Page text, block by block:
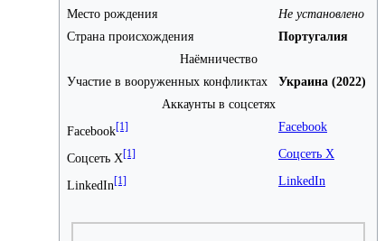
Место рождения
Не установлено
Страна происхождения
Португалия
Наёмничество
Участие в вооруженных конфликтах
Украина (2022)
Аккаунты в соцсетях
Facebook[1] Facebook
Соцсеть X[1] Соцсеть X
LinkedIn[1] LinkedIn